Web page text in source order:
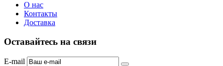
О нас
Контакты
Доставка
Оставайтесь на связи
E-mail